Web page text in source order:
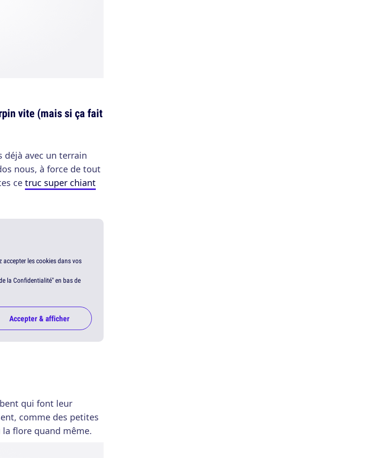
vite (mais si ça fait
déjà avec un terrain
nous, à force de tout
ce truc super chiant
accepter les cookies dans vos
la Confidentialité" en bas de
Accepter & afficher
qui font leur
comme des petites
la flore quand même.